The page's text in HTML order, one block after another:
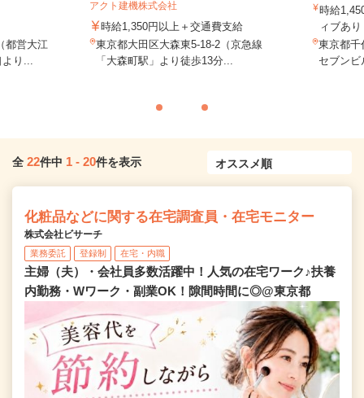
都営大江
り...
アクト建機株式会社
時給1,350円以上＋交通費支給
東京都大田区大森東5-18-2（京急線
「大森町駅」より徒歩13分...
時給
ィブあ
東京都
セブン
全 22件中 1 - 20件を表示
化粧品などに関する在宅調査員・在宅モニター
株式会社ビサーチ
業務委託 登録制 在宅・内職
主婦（夫）・会社員多数活躍中！人気の在宅ワーク♪扶養
内勤務・Wワーク・副業OK！隙間時間に◎@東京都